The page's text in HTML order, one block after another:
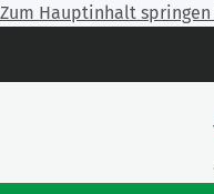
Zum Hauptinhalt springen